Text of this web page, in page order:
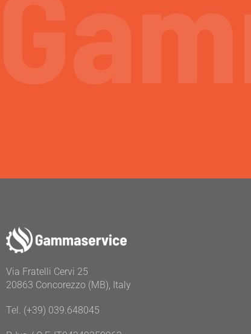
Via Fratelli Cervi 25
20863 Concorezzo (MB), Italy
Tel. (+39) 039.648045